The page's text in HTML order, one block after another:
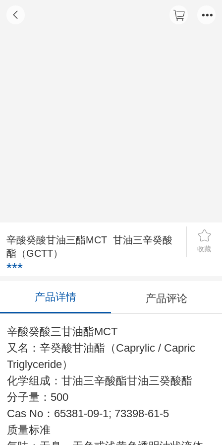
辛酸癸酸甘油三酯MCT 甘油三辛癸酸
酯（GCTT）
收藏
***
产品详情 产品评论
辛酸癸酸三甘油酯MCT
又名：辛癸酸甘油酯（Caprylic / Capric
Triglyceride）
化学组成：甘油三辛酸酯甘油三癸酸酯
分子量：500
Cas No：65381-09-1; 73398-61-5
质量标准